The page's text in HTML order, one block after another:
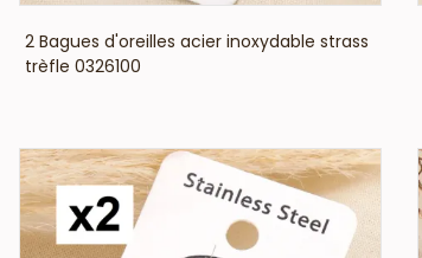
VOIR LE PRIX
2 Bagues d'oreilles acier inoxydable strass
trèfle 0326100